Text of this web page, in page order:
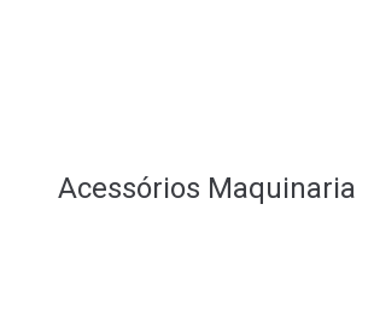
Acessórios Maquinaria